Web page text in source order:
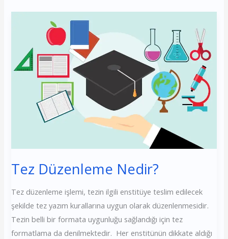
Tez Düzenleme Nedir?
Tez düzenleme işlemi, tezin ilgili enstitüye teslim edilecek
şekilde tez yazım kurallarına uygun olarak düzenlenmesidir.
Tezin belli bir formata uygunluğu sağlandığı için tez
formatlama da denilmektedir. Her enstitünün dikkate aldığı
Düzenleme
Nedir?